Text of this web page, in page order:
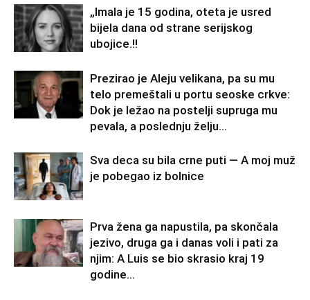
„Imala je 15 godina, oteta je usred
bijela dana od strane serijskog
ubojice.!!
Prezirao je Aleju velikana, pa su mu
telo premeštali u portu seoske crkve:
Dok je ležao na postelji supruga mu
pevala, a poslednju želju...
Sva deca su bila crne puti — A moj muž
je pobegao iz bolnice
Prva žena ga napustila, pa skončala
jezivo, druga ga i danas voli i pati za
njim: A Luis se bio skrasio kraj 19
godine...